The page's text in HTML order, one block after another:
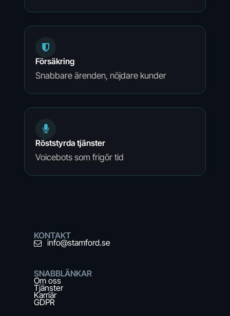
Försäkring
Snabbare ärenden, nöjdare kunder
Röststyrda tjänster
Voicebots som frigör tid
SNABBLÄNKAR
Om oss
Tjänster
Karriär
GDPR
KONTAKT
info@stamford.se